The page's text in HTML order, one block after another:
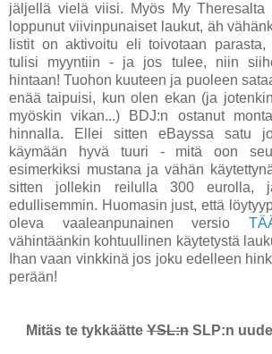
jäljellä vielä viisi. Myös My Theresalta
loppunut viivinpunaiset laukut, äh
listit on aktivoitu eli toivotaan
tulisi myyntiin - ja jos tulee, niin
hintaan! Tuohon kuuteen ja puoleen
enää taipuisi, kun olen ekan (ja
myöskin vikan...) BDJ:n ostanut
hinnalla. Ellei sitten eBayssa satu
käymään hyvä tuuri - mitä oon
esimerkiksi mustana ja vähän
sitten jollekin reilulla 300 eurolla,
edullisemmin. Huomasin just, että
oleva vaaleanpunainen versio
vähintäänkin kohtuullinen käytetystä
Ihan vaan vinkkinä jos joku edelleen
perään!
Mitäs te tykkäätte YSL:n SLP:n